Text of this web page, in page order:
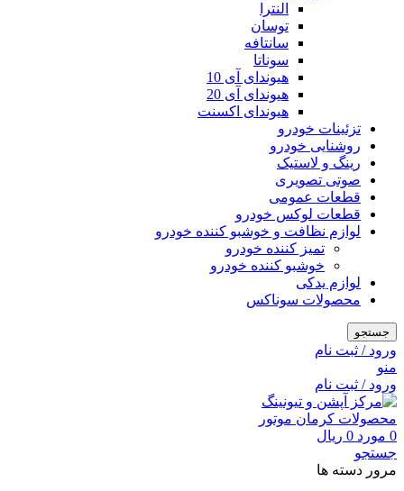
النترا
توسان
سانتافه
سوناتا
هیوندای آی 10
هیوندای آی 20
هیوندای اکسنت
تزئینات خودرو
روشنایی خودرو
رینگ و لاستیک
صوتی تصویری
قطعات عمومی
قطعات لوکس خودرو
لوازم نظافت و خوشبو کننده خودرو
تمیز کننده خودرو
خوشبو کننده خودرو
لوازم یدکی
محصولات سوناکس
جستجو
ورود / ثبت نام
منو
ورود / ثبت نام
0 مورد 0 ریال
جستجو
مرور دسته ها